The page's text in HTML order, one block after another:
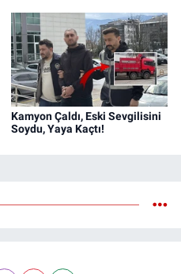
Kamyon Çaldı, Eski Sevgilisini
Soydu, Yaya Kaçtı!